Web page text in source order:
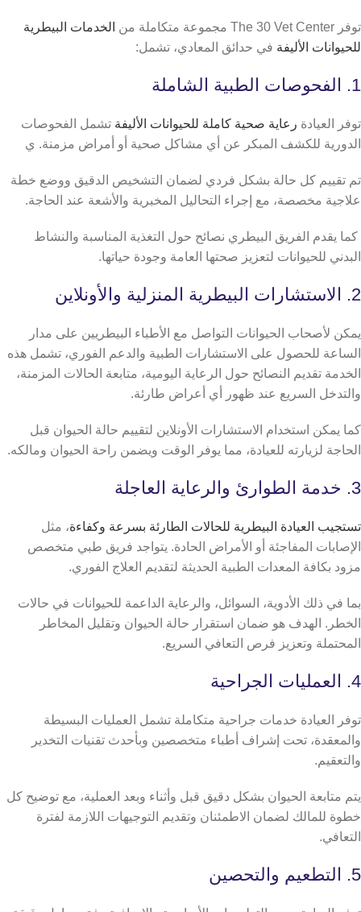
توفر The 30 Vet Center مجموعة متكاملة من
الخدمات البيطرية
للحيوانات الأليفة في حدائق المعادي، تشمل:
1. الفحوصات الطبية الشاملة
توفر العيادة رعاية صحية كاملة للحيوانات الأليفة تشمل الفحوصات
الدورية للكشف المبكر عن أي مشاكل صحية أو أمراض مزمنة. ي
تم تقييم كل حالة بشكل فردي لضمان التشخيص الدقيق ووضع خطة
علاجية مخصصة، مع إجراء التحاليل المخبرية والأشعة عند الحاجة.
كما يقدم الفريق البيطري نصائح حول التغذية المناسبة والنشاط
البدني للحيوانات لتعزيز صحتها العامة وجودة حياتها.
2. الاستشارات البيطرية المنزلية والأونلاين
يمكن لأصحاب الحيوانات التواصل مع الأطباء البيطريين على مدار
الساعة للحصول على الاستشارات الطبية والدعم الفوري، تشمل هذه
الخدمة تقديم النصائح حول الرعاية اليومية، متابعة الحالات المزمنة،
والتدخل السريع عند ظهور أي أعراض طارئة.
كما يمكن استخدام الاستشارات الأونلاين لتقييم حالة الحيوان قبل
الحاجة لزيارته للعيادة، مما يوفر الوقت ويضمن راحة الحيوان ومالكه.
3. خدمة الطوارئ والرعاية العاجلة
تستجيب العيادة البيطرية للحالات الطارئة بسرعة وكفاءة، مثل
الإصابات المفاجئة أو الأمراض الحادة. يتواجد فريق طبي متخصص
مزود بكافة المعدات الطبية الحديثة لتقديم العلاج الفوري.
بما في ذلك الأدوية، السوائل، والرعاية الداعمة للحيوانات في حالات
الخطر. الهدف هو ضمان استقرار حالة الحيوان وتقليل المخاطر
المحتملة وتعزيز فرص التعافي السريع.
4. العمليات الجراحية
توفر العيادة خدمات جراحية متكاملة تشمل العمليات البسيطة
والمعقدة، تحت إشراف أطباء متخصصين وبأحدث تقنيات التخدير
والتعقيم.
يتم متابعة الحيوان بشكل دقيق قبل وأثناء وبعد العملية، مع توضيح كل
خطوة للمالك لضمان الاطمئنان وتقديم التوجيهات اللازمة لفترة
التعافي.
5. التطعيم والتحصين